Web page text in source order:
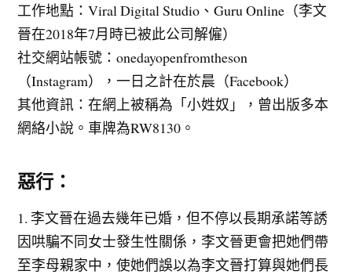
工作地點：Viral Digital Studio、Guru Online（李文
晉在2018年7月時已被此公司解僱）
社交網站帳號：onedayopenfromtheson
（Instagram），一日之計在於晨（Facebook）
其他資訊：在網上被稱為「小姓奴」，曾出版多本
網絡小說。車牌為RW8130。
惡行：
1. 李文晉在過去幾年已婚，但不停以長期承諾等誘
因哄騙不同女士發生性關係，李文晉更會把她們帶
至李母親家中，使她們誤以為李文晉打算與她們長